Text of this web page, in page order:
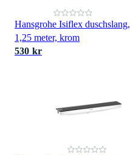
Hansgrohe Isiflex duschslang,
1,25 meter, krom
530 kr